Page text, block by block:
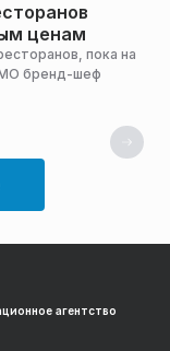
ценам
пока на
бренд-шеф
агентство